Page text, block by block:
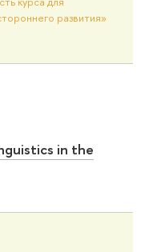
развития»
in the